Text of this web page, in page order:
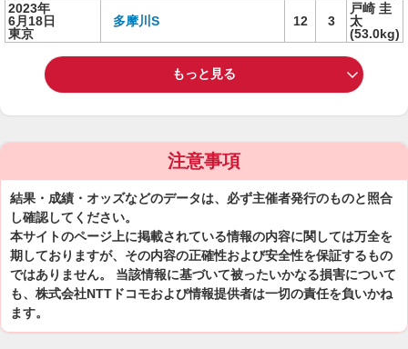
2023年
6月18日
東京
多摩川S 12 3
戸崎 圭
太
(53.0kg)
もっと見る
注意事項
結果・成績・オッズなどのデータは、必ず主催者発行のものと照合
し確認してください。
本サイトのページ上に掲載されている情報の内容に関しては万全を
期しておりますが、その内容の正確性および安全性を保証するもの
ではありません。 当該情報に基づいて被ったいかなる損害について
も、株式会社NTTドコモおよび情報提供者は一切の責任を負いかね
ます。